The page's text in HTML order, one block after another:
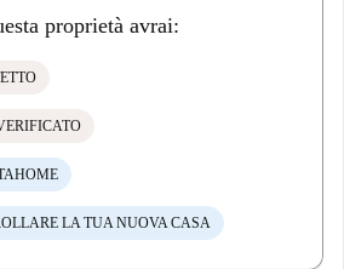
proprietà avrai:
LA TUA NUOVA CASA